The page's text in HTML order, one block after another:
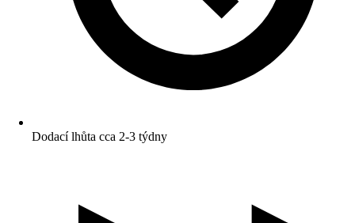
Dodací lhůta cca 2-3 týdny